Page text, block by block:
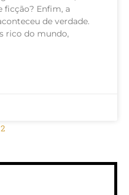
ficção? Enfim, a
de verdade.
rico do mundo,
2